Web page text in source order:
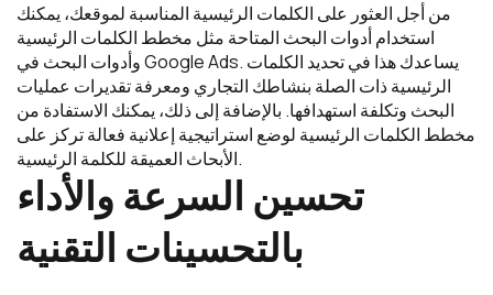
من أجل العثور على الكلمات الرئيسية المناسبة لموقعك، يمكنك
استخدام أدوات البحث المتاحة مثل مخطط الكلمات الرئيسية
وأدوات البحث في Google Ads. يساعدك هذا في تحديد الكلمات
الرئيسية ذات الصلة بنشاطك التجاري ومعرفة تقديرات عمليات
البحث وتكلفة استهدافها. بالإضافة إلى ذلك، يمكنك الاستفادة من
مخطط الكلمات الرئيسية لوضع استراتيجية إعلانية فعالة تركز على
الأبحاث العميقة للكلمة الرئيسية.
تحسين السرعة والأداء
بالتحسينات التقنية